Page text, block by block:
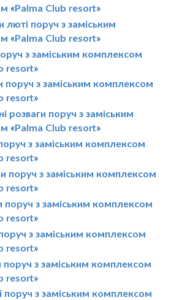
«Palma Club resort»
люті поруч з заміським
«Palma Club resort»
з заміським комплексом
resort»
поруч з заміським комплексом
resort»
розваги поруч з заміським
«Palma Club resort»
з заміським комплексом
resort»
поруч з заміським комплексом
resort»
поруч з заміським комплексом
resort»
з заміським комплексом
resort»
поруч з заміським комплексом
resort»
поруч з заміським комплексом